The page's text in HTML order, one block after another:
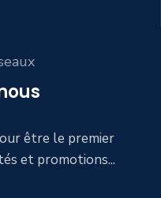
être le premier
et promotions...